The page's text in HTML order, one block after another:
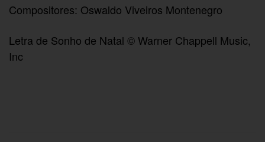
Compositores: Oswaldo Viveiros Montenegro
Letra de Sonho de Natal © Warner Chappell Music,
Inc